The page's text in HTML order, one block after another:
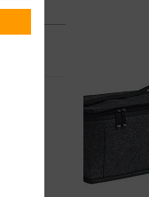
14 zile
4814